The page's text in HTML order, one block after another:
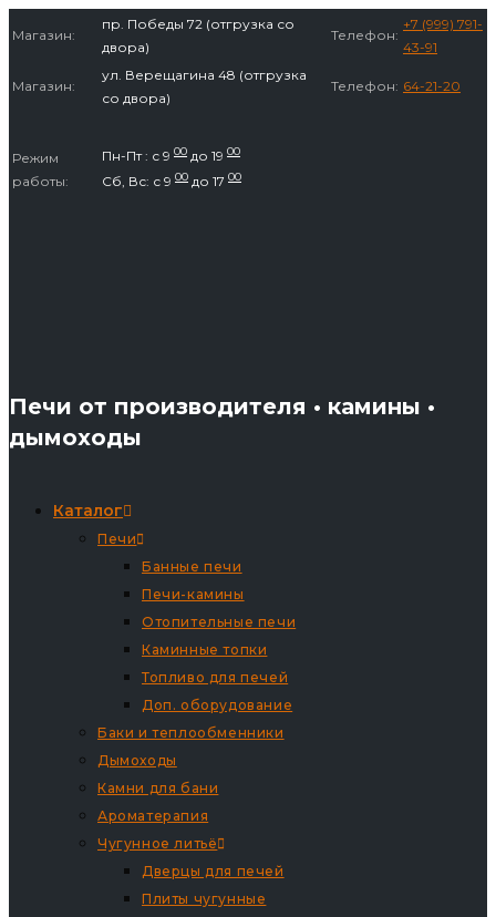
содержимому
Магазин:
пр. Победы 72 (отгрузка со
двора)
Телефон:
+7 (999) 791-
43-91
Магазин:
ул. Верещагина 48 (отгрузка
со двора)
Телефон: 64-21-20
Режим
работы:
Пн-Пт : с 9 00 до 19 00
Сб, Вс: с 9 00 до 17 00
Печи от производителя • камины •
дымоходы
Каталог
Печи
Банные печи
Печи-камины
Отопительные печи
Каминные топки
Топливо для печей
Доп. оборудование
Баки и теплообменники
Дымоходы
Камни для бани
Ароматерапия
Чугунное литьё
Дверцы для печей
Плиты чугунные